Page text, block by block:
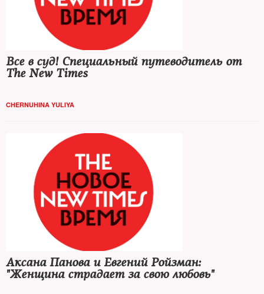
Все в суд! Специальный путеводитель от
The New Times
CHERNUHINA YULIYA
Аксана Панова и Евгений Ройзман:
"Женщина страдает за свою любовь"